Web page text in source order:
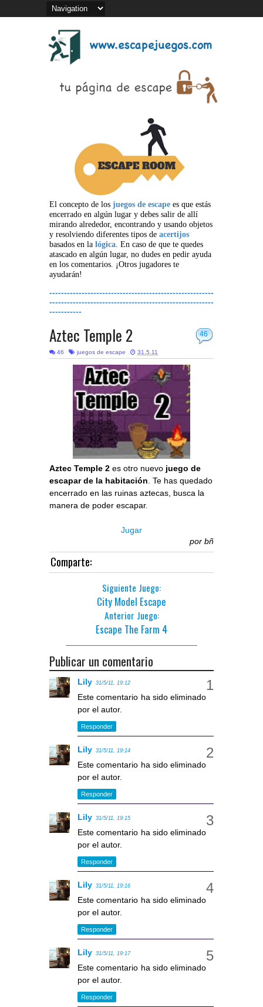
El concepto de los juegos de escape es que estás
encerrado en algún lugar y debes salir de allí
mirando alrededor, encontrando y usando objetos
y resolviendo diferentes tipos de acertijos
basados en la lógica. En caso de que te quedes
atascado en algún lugar, no dudes en pedir ayuda
en los comentarios. ¡Otros jugadores te
ayudarán!
--------------------------------------------------------
--------------------------------------------------------
-----------
46
Aztec Temple 2
46 juegos de escape 31.5.11
Aztec Temple 2 es otro nuevo juego de
escapar de la habitación. Te has quedado
encerrado en las ruinas aztecas, busca la
manera de poder escapar.
Jugar
por bñ
Comparte:
Siguiente Juego:
City Model Escape
Anterior Juego:
Escape The Farm 4
Publicar un comentario
Lily 31/5/11, 19:12
Este comentario ha sido eliminado
por el autor.
Responder
Lily 31/5/11, 19:14
Este comentario ha sido eliminado
por el autor.
Responder
Lily 31/5/11, 19:15
Este comentario ha sido eliminado
por el autor.
Responder
Lily 31/5/11, 19:16
Este comentario ha sido eliminado
por el autor.
Responder
Lily 31/5/11, 19:17
Este comentario ha sido eliminado
por el autor.
Responder